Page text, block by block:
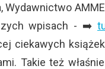
wpisach - ➡️
ciekawych
Takie też